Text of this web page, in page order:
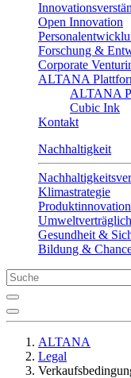
Open Innovation
Forschung &
Corporate
ALTANA
ALTANA
Cubic Ink
Kontakt
Nachhaltigkeit
Klimastrategie
Gesundheit &
Bildung &
ALTANA
Legal